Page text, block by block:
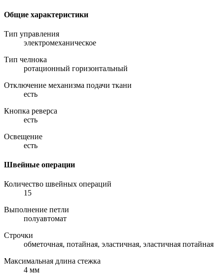
Общие характеристики
Тип управления
электромеханическое
Тип челнока
ротационный горизонтальный
Отключение механизма подачи ткани
есть
Кнопка реверса
есть
Освещение
есть
Швейные операции
Количество швейных операций
15
Выполнение петли
полуавтомат
Строчки
обметочная, потайная, эластичная, эластичная потайная
Максимальная длина стежка
4 мм